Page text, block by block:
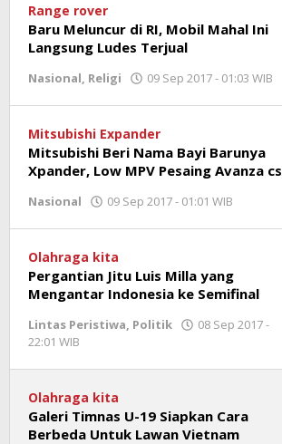
Range rover
Baru Meluncur di RI, Mobil Mahal Ini
Langsung Ludes Terjual
Nasional, Religi 09 Sep 2017 - 01:03 WIB
Mitsubishi Expander
Mitsubishi Beri Nama Bayi Barunya
Xpander, Low MPV Pesaing Avanza cs
Nasional 09 Sep 2017 - 01:01 WIB
Olahraga kita
Pergantian Jitu Luis Milla yang
Mengantar Indonesia ke Semifinal
Lintas Peristiwa, Politik
08 Sep 2017 -
22:01 WIB
Olahraga kita
Galeri Timnas U-19 Siapkan Cara
Berbeda Untuk Lawan Vietnam